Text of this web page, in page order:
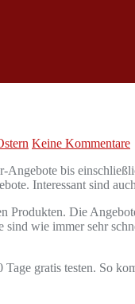
Keine Kommentare
bis
Interessant sind
Produkten. Die
sind wie immer sehr
gratis testen. So